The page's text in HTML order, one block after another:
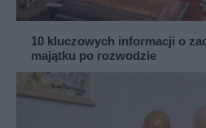
10 kluczowych informacji o
majątku po rozwodzie